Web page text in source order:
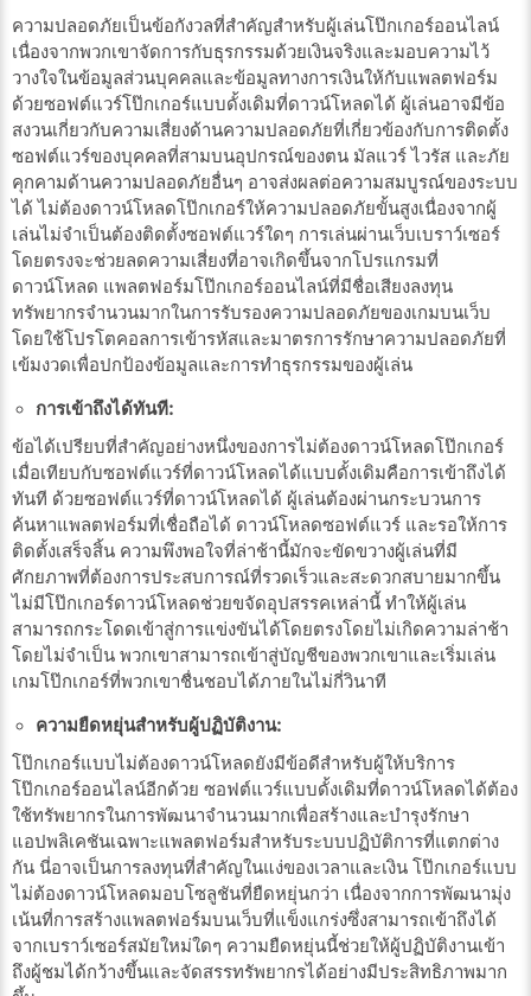
ความปลอดภัยเป็นข้อกังวลที่สำคัญสำหรับผู้เล่นโป๊กเกอร์ออนไลน์
เนื่องจากพวกเขาจัดการกับธุรกรรมด้วยเงินจริงและมอบความไว้
วางใจในข้อมูลส่วนบุคคลและข้อมูลทางการเงินให้กับแพลตฟอร์ม
ด้วยซอฟต์แวร์โป๊กเกอร์แบบดั้งเดิมที่ดาวน์โหลดได้ ผู้เล่นอาจมีข้อ
สงวนเกี่ยวกับความเสี่ยงด้านความปลอดภัยที่เกี่ยวข้องกับการติดตั้ง
ซอฟต์แวร์ของบุคคลที่สามบนอุปกรณ์ของตน มัลแวร์ ไวรัส และภัย
คุกคามด้านความปลอดภัยอื่นๆ อาจส่งผลต่อความสมบูรณ์ของระบบ
ได้ ไม่ต้องดาวน์โหลดโป๊กเกอร์ให้ความปลอดภัยขั้นสูงเนื่องจากผู้
เล่นไม่จำเป็นต้องติดตั้งซอฟต์แวร์ใดๆ การเล่นผ่านเว็บเบราว์เซอร์
โดยตรงจะช่วยลดความเสี่ยงที่อาจเกิดขึ้นจากโปรแกรมที่
ดาวน์โหลด แพลตฟอร์มโป๊กเกอร์ออนไลน์ที่มีชื่อเสียงลงทุน
ทรัพยากรจำนวนมากในการรับรองความปลอดภัยของเกมบนเว็บ
โดยใช้โปรโตคอลการเข้ารหัสและมาตรการรักษาความปลอดภัยที่
เข้มงวดเพื่อปกป้องข้อมูลและการทำธุรกรรมของผู้เล่น
การเข้าถึงได้ทันที:
ข้อได้เปรียบที่สำคัญอย่างหนึ่งของการไม่ต้องดาวน์โหลดโป๊กเกอร์
เมื่อเทียบกับซอฟต์แวร์ที่ดาวน์โหลดได้แบบดั้งเดิมคือการเข้าถึงได้
ทันที ด้วยซอฟต์แวร์ที่ดาวน์โหลดได้ ผู้เล่นต้องผ่านกระบวนการ
ค้นหาแพลตฟอร์มที่เชื่อถือได้ ดาวน์โหลดซอฟต์แวร์ และรอให้การ
ติดตั้งเสร็จสิ้น ความพึงพอใจที่ล่าช้านี้มักจะขัดขวางผู้เล่นที่มี
ศักยภาพที่ต้องการประสบการณ์ที่รวดเร็วและสะดวกสบายมากขึ้น
ไม่มีโป๊กเกอร์ดาวน์โหลดช่วยขจัดอุปสรรคเหล่านี้ ทำให้ผู้เล่น
สามารถกระโดดเข้าสู่การแข่งขันได้โดยตรงโดยไม่เกิดความล่าช้า
โดยไม่จำเป็น พวกเขาสามารถเข้าสู่บัญชีของพวกเขาและเริ่มเล่น
เกมโป๊กเกอร์ที่พวกเขาชื่นชอบได้ภายในไม่กี่วินาที
ความยืดหยุ่นสำหรับผู้ปฏิบัติงาน:
โป๊กเกอร์แบบไม่ต้องดาวน์โหลดยังมีข้อดีสำหรับผู้ให้บริการ
โป๊กเกอร์ออนไลน์อีกด้วย ซอฟต์แวร์แบบดั้งเดิมที่ดาวน์โหลดได้ต้อง
ใช้ทรัพยากรในการพัฒนาจำนวนมากเพื่อสร้างและบำรุงรักษา
แอปพลิเคชันเฉพาะแพลตฟอร์มสำหรับระบบปฏิบัติการที่แตกต่าง
กัน นี่อาจเป็นการลงทุนที่สำคัญในแง่ของเวลาและเงิน โป๊กเกอร์แบบ
ไม่ต้องดาวน์โหลดมอบโซลูชันที่ยืดหยุ่นกว่า เนื่องจากการพัฒนามุ่ง
เน้นที่การสร้างแพลตฟอร์มบนเว็บที่แข็งแกร่งซึ่งสามารถเข้าถึงได้
จากเบราว์เซอร์สมัยใหม่ใดๆ ความยืดหยุ่นนี้ช่วยให้ผู้ปฏิบัติงานเข้า
ถึงผู้ชมได้กว้างขึ้นและจัดสรรทรัพยากรได้อย่างมีประสิทธิภาพมาก